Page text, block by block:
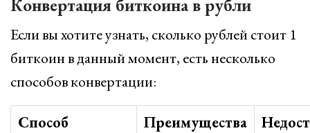
Конвертация биткоина в рубли
Если вы хотите узнать, сколько рублей стоит 1
биткоин в данный момент, есть несколько
способов конвертации:
Способ Преимущества